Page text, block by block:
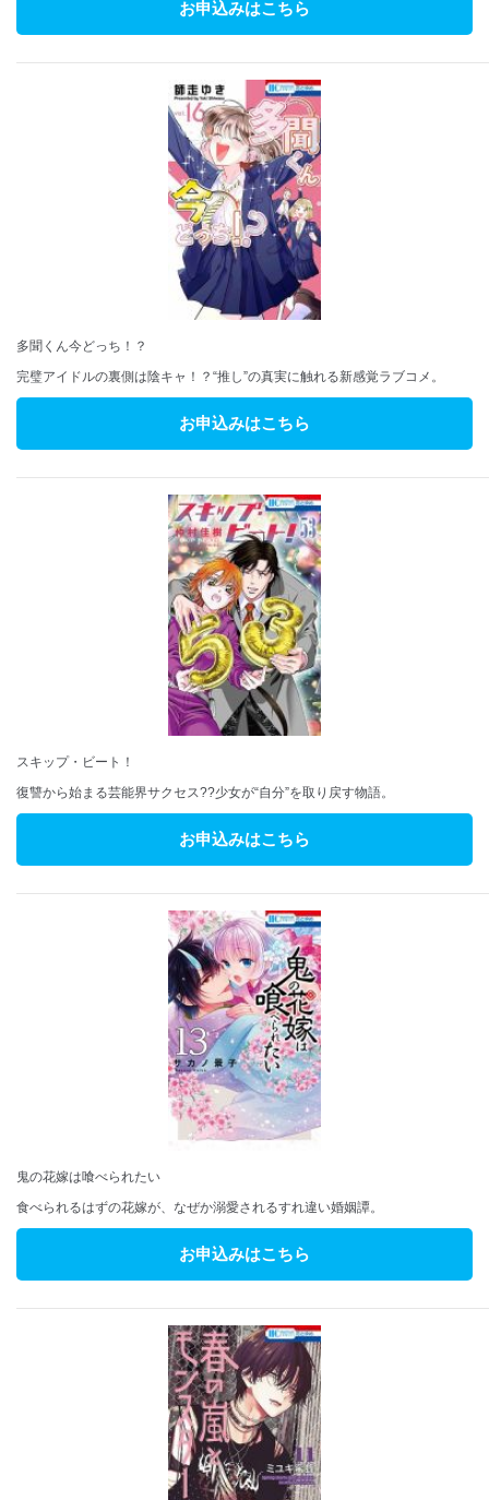
お申込みはこちら
多聞くん今どっち！？
完璧アイドルの裏側は陰キャ！？“推し”の真実に触れる新感覚ラブコメ。
お申込みはこちら
スキップ・ビート！
復讐から始まる芸能界サクセス??少女が“自分”を取り戻す物語。
お申込みはこちら
鬼の花嫁は喰べられたい
食べられるはずの花嫁が、なぜか溺愛されるすれ違い婚姻譚。
お申込みはこちら